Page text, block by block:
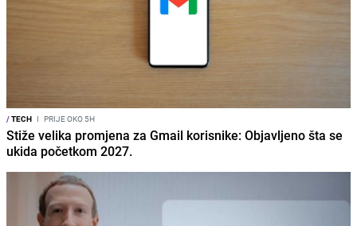
/TECH I PRIJE OKO 5H
Stiže velika promjena za Gmail korisnike: Objavljeno šta se
ukida početkom 2027.